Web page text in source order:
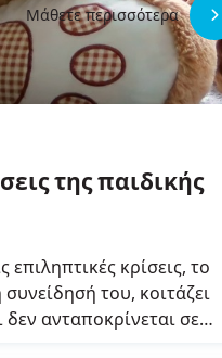
της παιδικής
επιληπτικές κρίσεις, το
συνείδησή του, κοιτάζει
ανταποκρίνεται σε
Μάθετε περισσότερα